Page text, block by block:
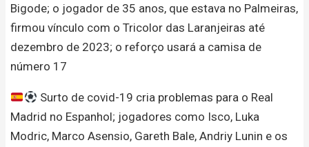
Bigode; o jogador de 35 anos, que estava no Palmeiras,
firmou vínculo com o Tricolor das Laranjeiras até
dezembro de 2023; o reforço usará a camisa de
número 17
Surto de covid-19 cria problemas para o Real
Madrid no Espanhol; jogadores como Isco, Luka
Modric, Marco Asensio, Gareth Bale, Andriy Lunin e os